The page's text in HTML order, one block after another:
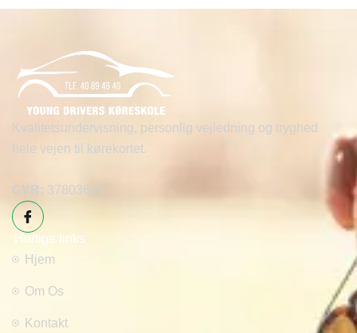
Kvalitetsundervisning, personlig vejledning og tryghed
hele vejen til kørekortet.
CVR: 37803626
Hurtige links
Hjem
Om Os
Kontakt